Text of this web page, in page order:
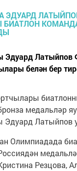
Эдуард Латыйпов
белән бер
медальләр
Эдуард Латыйпов
Олимпиадада
Резцова,